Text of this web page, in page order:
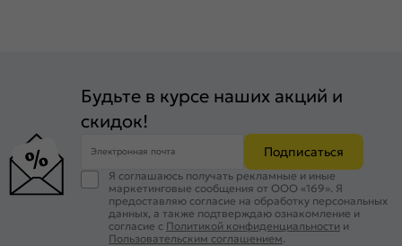
Будьте в курсе наших акций и
скидок!
Электронная почта Подписаться
Я соглашаюсь получать рекламные и иные
маркетинговые сообщения от ООО «169». Я
предоставляю согласие на обработку персональных
данных, а также подтверждаю ознакомление и
согласие с Политикой конфиденциальности и
Пользовательским соглашением